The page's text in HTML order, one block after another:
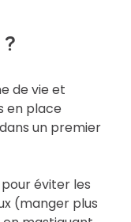
?
de vie et
en place
un premier
éviter les
(manger plus